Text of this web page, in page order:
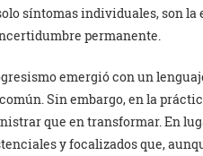
síntomas individuales, son
permanente.
emergió con un
Sin embargo, en la
que en transformar. En
y focalizados que,